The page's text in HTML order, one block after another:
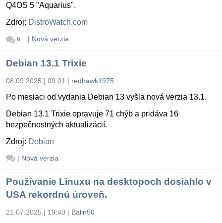
Q4OS 5 "Aquarius".
Zdroj: DistroWatch.com
6 | Nová verzia
Debian 13.1 Trixie
08.09.2025 | 09:01 | redhawk1975
Po mesiaci od vydania Debian 13 vyšla nová verzia 13.1.
Debian 13.1 Trixie opravuje 71 chýb a pridáva 16
bezpečnostných aktualizácií.
Zdroj: Debian
| Nová verzia
Používanie Linuxu na desktopoch dosiahlo v
USA rekordnú úroveň.
21.07.2025 | 19:40 | Balin50